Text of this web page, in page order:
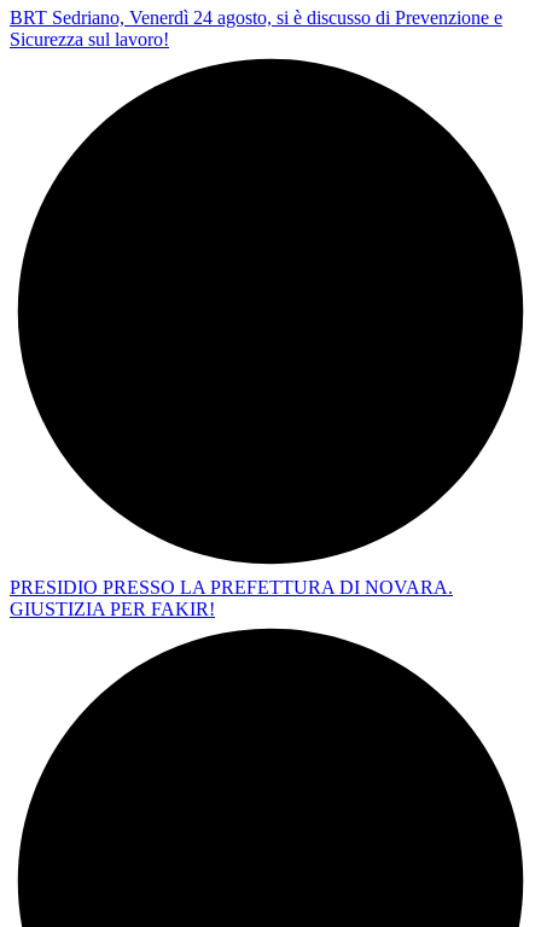
BRT Sedriano, Venerdì 24 agosto, si è discusso di Prevenzione e
Sicurezza sul lavoro!
PRESIDIO PRESSO LA PREFETTURA DI NOVARA.
GIUSTIZIA PER FAKIR!